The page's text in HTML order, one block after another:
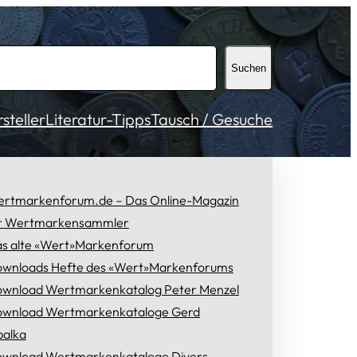
Suchen
Literatur-TippsTausch / Gesuche
– Das Online-Magazin
Wertmarkensammler
alte «Wert»Markenforum
Hefte des «Wert»Markenforums
Wertmarkenkatalog Peter Menzel
Wertmarkenkataloge Gerd